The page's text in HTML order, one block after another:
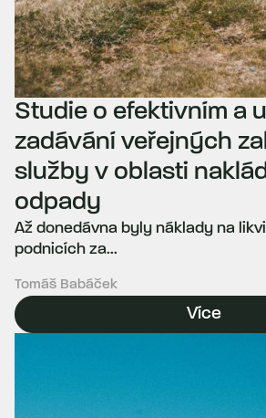
Studie o efektivním a
zadávání veřejných
služby v oblasti
odpady
Až donedávna byly náklady na
podnicích za...
Tomáš Babáček
Více